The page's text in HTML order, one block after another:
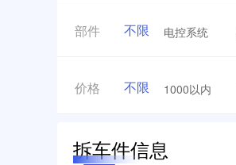
部件 不限 电控系统
价格 不限 1000以内
拆车件信息